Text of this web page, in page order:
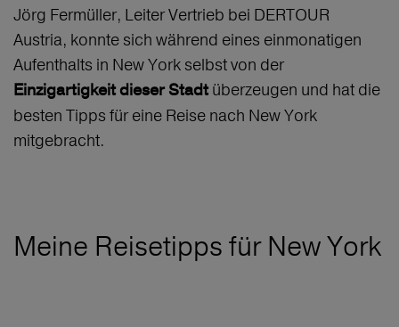
Jörg Fermüller, Leiter Vertrieb bei DERTOUR
Austria, konnte sich während eines einmonatigen
Aufenthalts in New York selbst von der
Einzigartigkeit dieser Stadt überzeugen und hat die
besten Tipps für eine Reise nach New York
mitgebracht.
Meine Reisetipps für New York